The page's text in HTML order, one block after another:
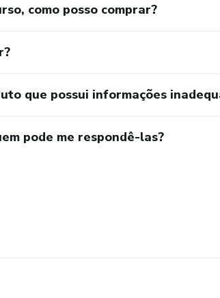
como posso comprar?
que possui informações
pode me respondê-las?